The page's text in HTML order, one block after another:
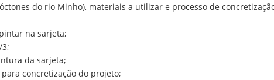
do rio Minho), materiais a utilizar e processo de
na sarjeta;
da sarjeta;
concretização do projeto;